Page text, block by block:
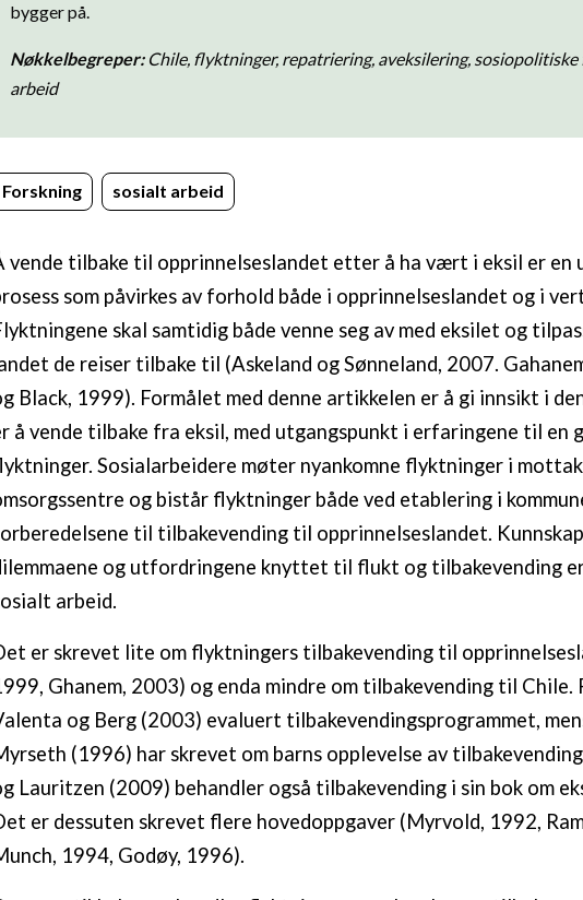
bygger på.
Nøkkelbegreper:Chile, flyktninger, repatriering, aveksilering, sosiopolitiske
arbeid
Forskning sosialt arbeid
vende tilbake til opprinnelseslandet etter å ha vært i eksil er en
som påvirkes av forhold både i opprinnelseslandet og i
skal samtidig både venne seg av med eksilet og
de reiser tilbake til (Askeland og Sønneland, 2007.
Black, 1999). Formålet med denne artikkelen er å gi innsikt i
å vende tilbake fra eksil, med utgangspunkt i erfaringene til en
Sosialarbeidere møter nyankomne flyktninger i
og bistår flyktninger både ved etablering i
til tilbakevending til opprinnelseslandet.
og utfordringene knyttet til flukt og tilbakevending
arbeid.
er skrevet lite om flyktningers tilbakevending til
Ghanem, 2003) og enda mindre om tilbakevending til Chile.
og Berg (2003) evaluert tilbakevendingsprogrammet,
(1996) har skrevet om barns opplevelse av
Lauritzen (2009) behandler også tilbakevending i sin bok om
er dessuten skrevet flere hovedoppgaver (Myrvold, 1992,
1994, Godøy, 1996).